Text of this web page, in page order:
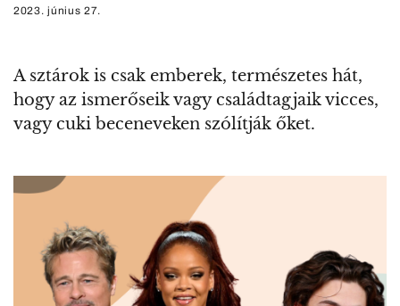
2023. június 27.
A sztárok is csak emberek, természetes hát,
hogy az ismerőseik vagy családtagjaik vicces,
vagy cuki beceneveken szólítják őket.